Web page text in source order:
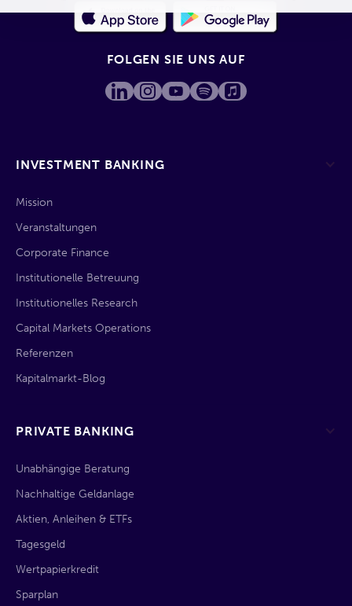
INVESTMENT BANKING
Mission
Veranstaltungen
Corporate Finance
Institutionelle Betreuung
Institutionelles Research
Capital Markets Operations
Referenzen
Kapitalmarkt-Blog
PRIVATE BANKING
Unabhängige Beratung
Nachhaltige Geldanlage
Aktien, Anleihen & ETFs
Tagesgeld
Wertpapierkredit
Sparplan
FOLGEN SIE UNS AUF